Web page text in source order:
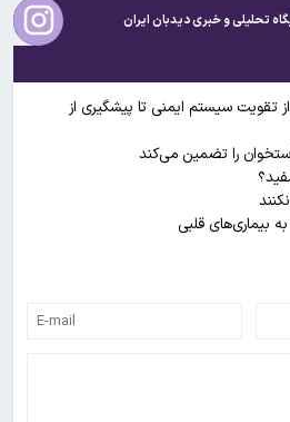
تحلیلی و خبریدیدبان ایران
تقویت سیستم ایمنی تا پیشگیری از
را تضمین می‌کند
بیماری‌های قلبی